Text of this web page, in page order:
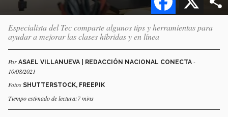
Especialista del Tec comparte algunos tips y herramientas para
ayudar a mejorar las clases híbridas y en línea
Por ASAEL VILLANUEVA | REDACCIÓN NACIONAL CONECTA -
10/08/2021
Fotos SHUTTERSTOCK, FREEPIK
Tiempo estimado de lectura:7 mins